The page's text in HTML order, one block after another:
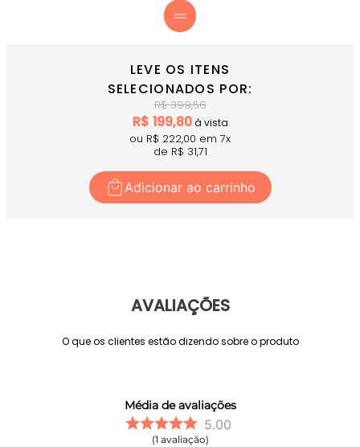
LEVE OS ITENS
SELECIONADOS POR:
R$399,56
R$ 199,80à vista
ou R$ 222,00 em 7x
de R$ 31,71
Adicionar ao carrinho
AVALIAÇÕES
O que os clientes estão dizendo sobre o produto
Média de avaliações
5.00
1 avaliação